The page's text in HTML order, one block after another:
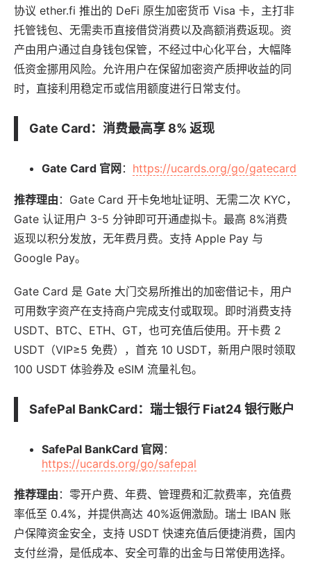
协议 ether.fi 推出的 DeFi 原生加密货币 Visa 卡，主打非
托管钱包、无需卖币直接借贷消费以及高额消费返现。资
产由用户通过自身钱包保管，不经过中心化平台，大幅降
低资金挪用风险。允许用户在保留加密资产质押收益的同
时，直接利用稳定币或信用额度进行日常支付。
Gate Card：消费最高享 8% 返现
Gate Card 官网 ： https://ucards.org/go/gatecard
推荐理由 ：Gate Card 开卡免地址证明、无需二次 KYC，
Gate 认证用户 3-5 分钟即可开通虚拟卡。最高 8%消费
返现以积分发放，无年费月费。支持 Apple Pay 与
Google Pay。
Gate Card 是 Gate 大门交易所推出的加密借记卡，用户
可用数字资产在支持商户完成支付或取现。即时消费支持
USDT、BTC、ETH、GT，也可充值后使用。开卡费 2
USDT（VIP≥5 免费），首充 10 USDT，新用户限时领取
100 USDT 体验券及 eSIM 流量礼包。
SafePal BankCard：瑞士银行 Fiat24 银行账户
SafePal BankCard 官网 ：
https://ucards.org/go/safepal
推荐理由 ：零开户费、年费、管理费和汇款费率，充值费
率低至 0.4%，并提供高达 40%返佣激励。瑞士 IBAN 账
户保障资金安全，支持 USDT 快速充值后便捷消费，国内
支付丝滑，是低成本、安全可靠的出金与日常使用选择。